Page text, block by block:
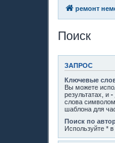
ремонт
Поиск
ЗАПРОС
Ключевые
Вы можете
результатах, и -
слова символом
шаблона для
Поиск по
Используйте *